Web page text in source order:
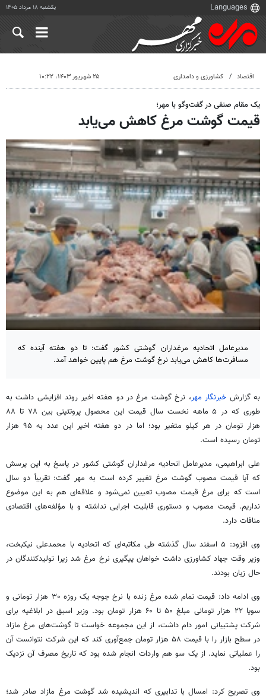
یکشنبه ۱۸ مرداد ۱۴۰۵
اقتصاد کشاورزی و دامداری ۲۵ شهریور ۱۴۰۳، ۱۰:۲۲
یک مقام صنفی در گفت‌وگو با مهر؛
قیمت گوشت مرغ کاهش می‌یابد
مدیرعامل اتحادیه مرغداران گوشتی کشور گفت: تا دو هفته آینده که
مسافرت‌ها کاهش می‌یابد نرخ گوشت مرغ هم پایین خواهد آمد.
به گزارش خبرنگار مهر، نرخ گوشت مرغ در دو هفته اخیر روند افزایشی داشت به
طوری که در ۵ ماهه نخست سال قیمت این محصول پروتئینی بین ۷۸ تا ۸۸
هزار تومان در هر کیلو متغیر بود؛ اما در دو هفته اخیر این عدد به ۹۵ هزار
تومان رسیده است.
علی ابراهیمی، مدیرعامل اتحادیه مرغداران گوشتی کشور در پاسخ به این پرسش
که آیا قیمت مصوب گوشت مرغ تغییر کرده است به مهر گفت: تقریباً دو سال
است که برای مرغ قیمت مصوب تعیین نمی‌شود و علاقه‌ای هم به این موضوع
نداریم. قیمت مصوب و دستوری قابلیت اجرایی نداشته و با مؤلفه‌های اقتصادی
منافات دارد.
وی افزود: ۵ اسفند سال گذشته طی مکاتبه‌ای که اتحادیه با محمدعلی نیکبخت،
وزیر وقت جهاد کشاورزی داشت خواهان پیگیری نرخ مرغ شد زیرا تولیدکنندگان در
حال زیان بودند.
وی ادامه داد: قیمت تمام شده مرغ زنده با نرخ جوجه یک روزه ۳۰ هزار تومانی و
سویا ۲۲ هزار تومانی مبلغ ۵۰ تا ۶۰ هزار تومان بود. وزیر اسبق در ابلاغیه برای
شرکت پشتیبانی امور دام داشت، از این مجموعه خواست تا گوشت‌های مرغ مازاد
در سطح بازار را با قیمت ۵۸ هزار تومان جمع‌آوری کند که این شرکت نتوانست آن
را عملیاتی نماید. از یک سو هم واردات انجام شده بود که تاریخ مصرف آن نزدیک
بود.
وی تصریح کرد: امسال با تدابیری که اندیشیده شد گوشت مرغ مازاد صادر شد؛